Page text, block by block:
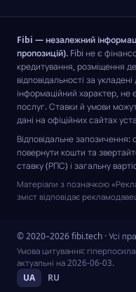
Fibi — незалежний
пропозицій). Fibi не є
кредитування, розміщення
відповідальності за
інформаційний характер,
послуг. Ставки й умови
дані на офіційних сайтах
Відповідальне
повернути кошти та
ставку (РПС) і загальну
Матеріали з позначкою
зміст відповідає
© 2020–2026 fibi.tech · Усі
Умова цитування:
актуальні на 2026-06-03.
UA RU